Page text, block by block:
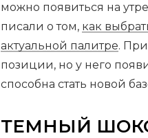
можно появиться на
писали о том, как
актуальной палитре.
позиции, но у него
способна стать новой
ТЕМНЫЙ